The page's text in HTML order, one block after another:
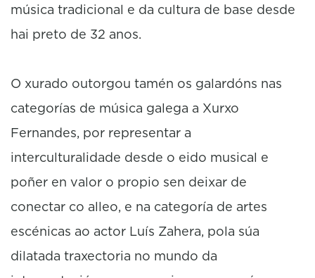
música tradicional e da cultura de base desde
hai preto de 32 anos.
O xurado outorgou tamén os galardóns nas
categorías de música galega a Xurxo
Fernandes, por representar a
interculturalidade desde o eido musical e
poñer en valor o propio sen deixar de
conectar co alleo, e na categoría de artes
escénicas ao actor Luís Zahera, pola súa
dilatada traxectoria no mundo da